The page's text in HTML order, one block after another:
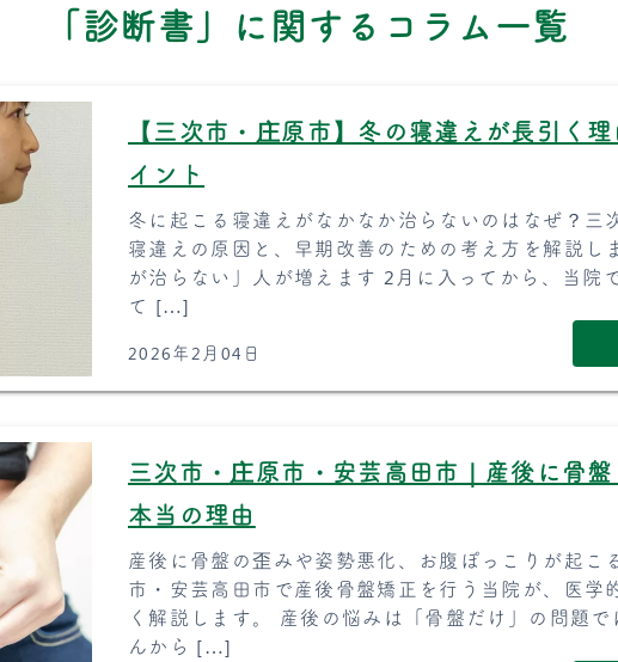
「診断書」に関するコラム一覧
【三次市・庄原市】冬の寝違えが長引く
イント
冬に起こる寝違えがなかなか治らないのはなぜ？三
寝違えの原因と、早期改善のための考え方を解説し
が治らない」人が増えます 2月に入ってから、当院
て […]
2026年2月04日
三次市・庄原市・安芸高田市｜産後に骨
本当の理由
産後に骨盤の歪みや姿勢悪化、お腹ぽっこりが起こ
市・安芸高田市で産後骨盤矯正を行う当院が、医学
く解説します。 産後の悩みは「骨盤だけ」の問題
んから […]